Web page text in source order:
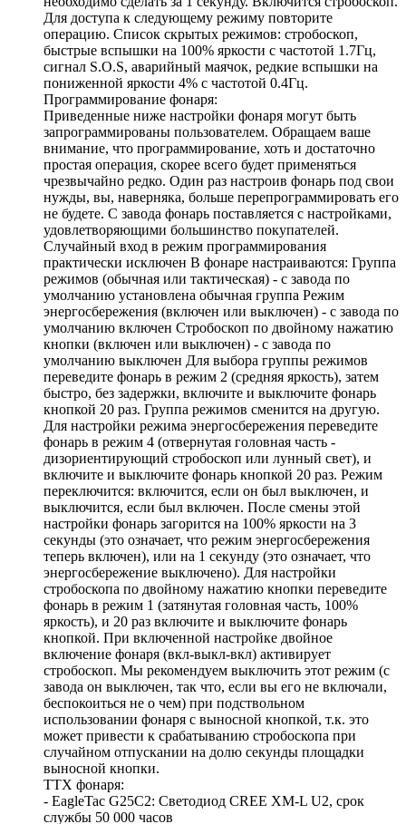
Для доступа к следующему режиму повторите
операцию. Список скрытых режимов: стробоскоп,
быстрые вспышки на 100% яркости с частотой 1.7Гц,
сигнал S.O.S, аварийный маячок, редкие вспышки на
пониженной яркости 4% с частотой 0.4Гц.
Программирование фонаря:
Приведенные ниже настройки фонаря могут быть
запрограммированы пользователем. Обращаем ваше
внимание, что программирование, хоть и достаточно
простая операция, скорее всего будет применяться
чрезвычайно редко. Один раз настроив фонарь под свои
нужды, вы, наверняка, больше перепрограммировать его
не будете. С завода фонарь поставляется с настройками,
удовлетворяющими большинство покупателей.
Случайный вход в режим программирования
практически исключен В фонаре настраиваются: Группа
режимов (обычная или тактическая) - с завода по
умолчанию установлена обычная группа Режим
энергосбережения (включен или выключен) - с завода по
умолчанию включен Стробоскоп по двойному нажатию
кнопки (включен или выключен) - с завода по
умолчанию выключен Для выбора группы режимов
переведите фонарь в режим 2 (средняя яркость), затем
быстро, без задержки, включите и выключите фонарь
кнопкой 20 раз. Группа режимов сменится на другую.
Для настройки режима энергосбережения переведите
фонарь в режим 4 (отвернутая головная часть -
дизориентирующий стробоскоп или лунный свет), и
включите и выключите фонарь кнопкой 20 раз. Режим
переключится: включится, если он был выключен, и
выключится, если был включен. После смены этой
настройки фонарь загорится на 100% яркости на 3
секунды (это означает, что режим энергосбережения
теперь включен), или на 1 секунду (это означает, что
энергосбережение выключено). Для настройки
стробоскопа по двойному нажатию кнопки переведите
фонарь в режим 1 (затянутая головная часть, 100%
яркость), и 20 раз включите и выключите фонарь
кнопкой. При включенной настройке двойное
включение фонаря (вкл-выкл-вкл) активирует
стробоскоп. Мы рекомендуем выключить этот режим (с
завода он выключен, так что, если вы его не включали,
беспокоиться не о чем) при подствольном
использовании фонаря с выносной кнопкой, т.к. это
может привести к срабатыванию стробоскопа при
случайном отпускании на долю секунды площадки
выносной кнопки.
ТТХ фонаря:
- EagleTac G25C2: Светодиод CREE XM-L U2, срок
службы 50 000 часов